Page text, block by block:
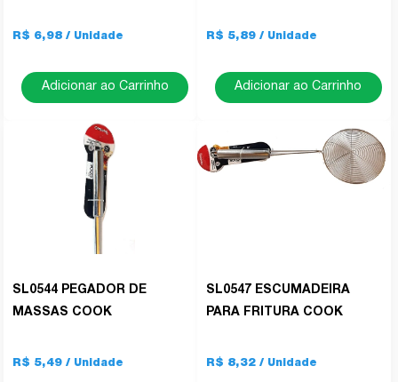
R$ 6,98
Adicionar ao Carrinho
R$ 5,89
Adicionar ao Carrinho
SL0544 PEGADOR DE
MASSAS COOK
R$ 5,49
SL0547 ESCUMADEIRA
PARA FRITURA COOK
R$ 8,32